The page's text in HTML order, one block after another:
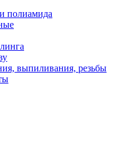
полиамида
выпиливания, резьбы